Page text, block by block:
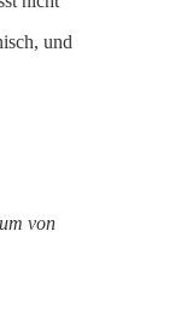
und
von